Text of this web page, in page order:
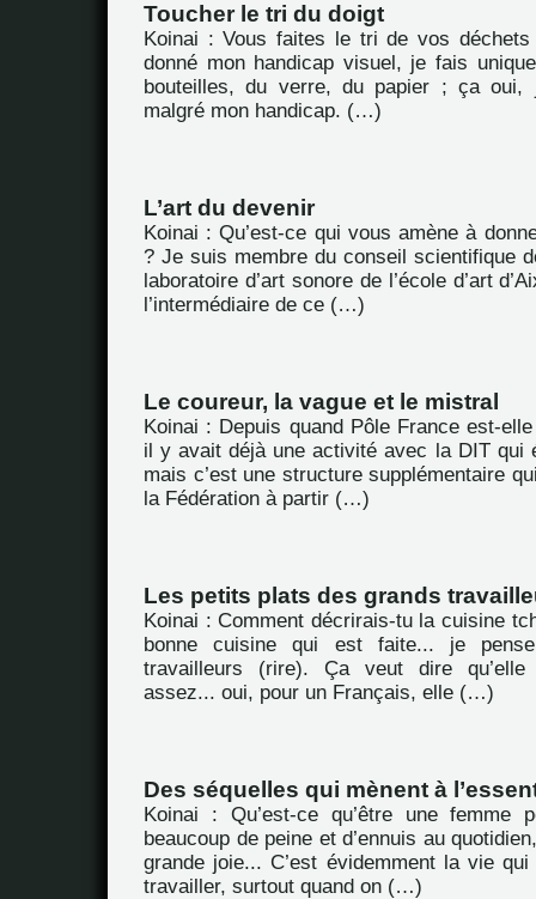
Toucher le tri du doigt
Koinai : Vous faites le tri de vos déchets
donné mon handicap visuel, je fais
bouteilles, du verre, du papier ; ça
malgré mon handicap. (…)
L’art du devenir
Koinai : Qu’est-ce qui vous amène à
? Je suis membre du conseil scientifique
laboratoire d’art sonore de l’école d’art
l’intermédiaire de ce (…)
Le coureur, la vague et le mistral
Koinai : Depuis quand Pôle France est-
il y avait déjà une activité avec la DIT qui
mais c’est une structure supplémentaire
la Fédération à partir (…)
Les petits plats des grands
Koinai : Comment décrirais-tu la cuisine
bonne cuisine qui est faite... je
travailleurs (rire). Ça veut dire
assez... oui, pour un Français, elle (…)
Des séquelles qui mènent à
Koinai : Qu’est-ce qu’être une femme
beaucoup de peine et d’ennuis au
grande joie... C’est évidemment la vie
travailler, surtout quand on (…)